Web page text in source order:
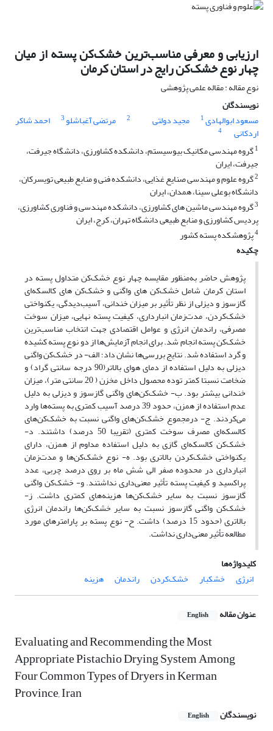
ارزیابی و معرفی مناسب‌ترین خشک‌کن پسته از میان
چهار نوع خشک‌کن رایج در استان کرمان
نوع مقاله : مقاله علمی پژوهشی
نویسندگان
مسعود ابوالهادی1 مجید دولتی 2 مرتضی آغباشلو3 احمد شاکر
اردکانی
4
1گروه مهندسی مکانیک بیوسیستم، دانشکده کشاورزی، دانشگاه جیرفت،
جیرفت، ایران
2گروه علوم و مهندسى صنایع غذایى، دانشکده فنى و منابع طبیعى تویسرکان،
دانشگاه بوعلى سینا، همدان، ایران
3گروه مهندسی ماشین های کشاورزی، دانشکده مهندسی و فناوری کشاورزی،
پردیس کشاورزی و منابع طبیعی دانشگاه تهران، کرج، ایران
4پژوهشکده پسته کشور
چکیده
پژوهش حاضر به‌منظور مقایسه چهار نوع خشک‌کن متداول پسته در
استان کرمان شامل خشک‌کن های واگنی و خشک‌کن های کالسکه‌ای
گازسوز و دیزلی از نظر تأثیر بر میزان خندانی، آسیب‌دیدگی، یکنواختی
خشک‌کردن، مدت‌زمان انبارداری، کیفیت پسته نهایی، میزان سوخت
مصرفی، راندمان انرژی و عوامل اقتصادی جهت انتخاب مناسب‌ترین
خشک‌کن پسته انجام شد. برای انجام آزمایش‌ها از دو نوع پسته کشیده
و گرد استفاده شد. نتایج بررسی‌ها نشان داد؛ الف- در خشک‌کن واگنی
دیزلی به دلیل استفاده از دمای هوای بالاتر(90 درجه سانتی گراد) و
ضخامت نسبتا کمتر توده محصول داخل مخزن ( 20 سانتی متر)، میزان
خندانی بیشتر بود. ب- خشک‌کن‌های واگنی گازسوز و دیزلی به دلیل
عدم استفاده از همزن، حدود 39 درصد آسیب کمتری به پسته‌ها وارد
می‌کردند. ج- درمجموع خشک‌کن‌های واگنی نسبت به خشک‌کن‌های
کالسکه‌ای مصرف سوخت کمتری (تقریبا 50 درصد) داشتند. د-
خشک‌کن کالسکه‌ای گازی به دلیل استفاده مداوم از همزن، دارای
یکنواختی خشک‌کردن بالاتری بود. ه- نوع خشک‌کن‌ها و مدت‌زمان
انبارداری در محدوده صفر الی شش ماه بر روی درصد چربی، عدد
پراکسید و کیفیت پسته تأثیر معنی‌داری نداشتند. و- خشک‌کن واگنی
گازسوز نسبت به سایر خشک‌کن‌ها هزینه‌های کمتری داشت. ز-
خشک‌کن واگنی گازسوز نسبت به سایر خشک‌کن‌ها راندمان انرژی
بالاتری (حدود 15 درصد) داشت. ح- نوع پسته بر پارامترهای مورد
مطالعه تأثیر معنی‌داری نداشت.
کلیدواژه‌ها
انرژی‌
خشکبار خشک‌کردن‌ راندمان‌ هزینه
عنوان مقاله English
Evaluating and Recommending the Most
Appropriate Pistachio Drying System Among
Four Common Types of Dryers in Kerman
Province, Iran
نویسندگان English